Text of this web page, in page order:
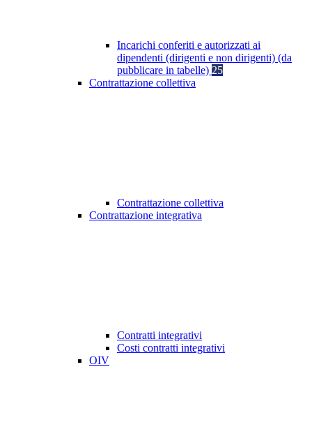
Incarichi conferiti e autorizzati ai
dipendenti (dirigenti e non dirigenti) (da
pubblicare in tabelle) 25
Contrattazione collettiva
Contrattazione collettiva
Contrattazione integrativa
Contratti integrativi
Costi contratti integrativi
OIV